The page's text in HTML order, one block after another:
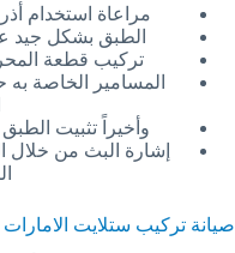
مراعاة استخدام
الطبق بشكل جيد
تركيب قطعة
المسامير الخاصة
وأخيراً تثبيت
إشارة البث من خلال
صيانة تركيب ستلايت الامارات